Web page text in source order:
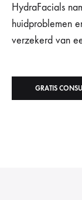
HydraFacials
huidproblemen
verzekerd van
GRATIS